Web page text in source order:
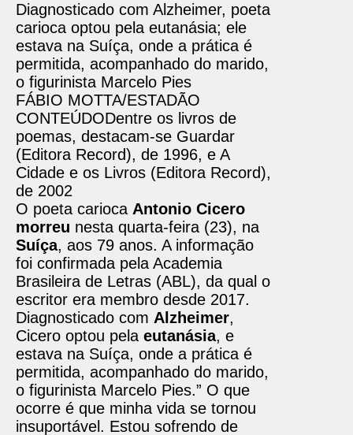
Diagnosticado com Alzheimer, poeta
carioca optou pela eutanásia; ele
estava na Suíça, onde a prática é
permitida, acompanhado do marido,
o figurinista Marcelo Pies
FÁBIO MOTTA/ESTADÃO
CONTEÚDODentre os livros de
poemas, destacam-se Guardar
(Editora Record), de 1996, e A
Cidade e os Livros (Editora Record),
de 2002
O poeta carioca Antonio Cicero
morreu nesta quarta-feira (23), na
Suíça, aos 79 anos. A informação
foi confirmada pela Academia
Brasileira de Letras (ABL), da qual o
escritor era membro desde 2017.
Diagnosticado com Alzheimer,
Cicero optou pela eutanásia, e
estava na Suíça, onde a prática é
permitida, acompanhado do marido,
o figurinista Marcelo Pies.” O que
ocorre é que minha vida se tornou
insuportável. Estou sofrendo de